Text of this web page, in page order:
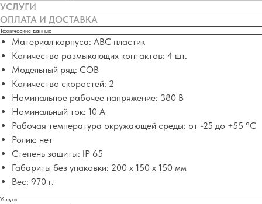
УСЛУГИ
ОПЛАТА И ДОСТАВКА
Технические данные
Материал корпуса: ABC пластик
Количество размыкающих контактов: 4 шт.
Модельный ряд: COB
Количество скоростей: 2
Номинальное рабочее напряжение: 380 В
Номинальный ток: 10 А
Рабочая температура окружающей среды: от -25 до +55 °С
Ролик: нет
Степень защиты: IP 65
Габариты без упаковки: 200 x 150 x 150 мм
Вес: 970 г.
Услуги